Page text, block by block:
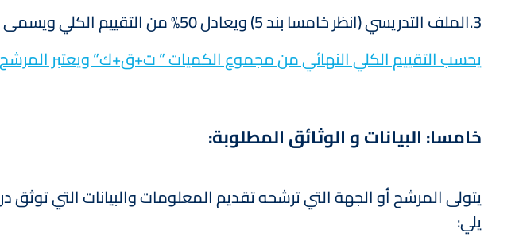
3.الملف التدريسي (انظر خامسا بند 5) ويعادل 50% من التقييم الكلي ويسمى (ك) – (من مهام لجنة الكلية).
يحسب التقييم الكلي النهائي من مجموع الكميات ” ت+ق+ك” ويعتبر المرشح مؤهلا
خامسا: البيانات و الوثائق المطلوبة:
يتولى المرشح أو الجهة التي ترشحه تقديم المعلومات والبيانات التي
يلي: